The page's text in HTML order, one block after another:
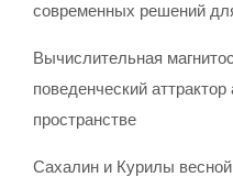
современных решений
Вычислительная
поведенческий
пространстве
Сахалин и Курилы